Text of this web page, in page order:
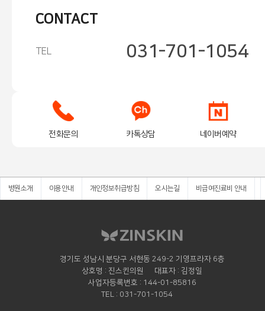
CONTACT
TEL 031-701-1054
전화문의 카톡상담 네이버예약
병원소개 이용안내 개인정보취급방침 오시는길 비급여진료비 안내
경기도 성남시 분당구 서현동 249-2 기영프라자 6층
상호명
진스킨의원 대표자
김정일
사업자등록번호
144-01-85816
TEL
031-701-1054